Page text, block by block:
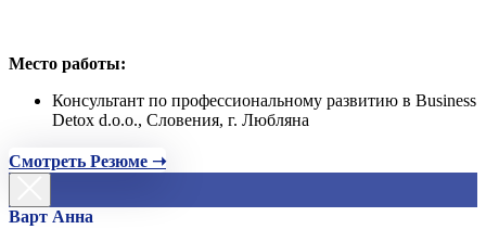
Место работы:
Консультант по профессиональному развитию в Business
Detox d.o.o., Словения, г. Любляна
Смотреть Резюме ➝
Варт Анна